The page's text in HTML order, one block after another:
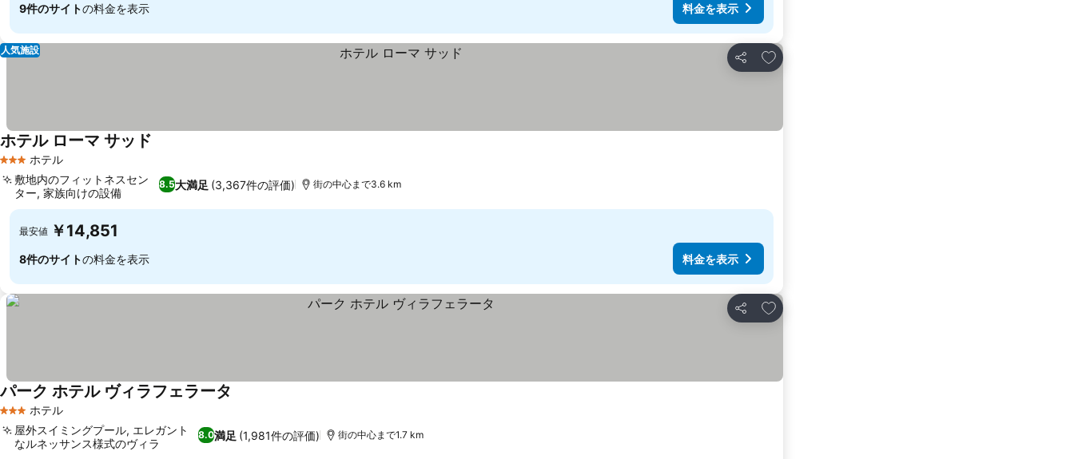
9件のサイトの料金を表示 料金を表示
シェア
お気に入りに追加
人気施設
3 ホテルのランク
ホテル
ホテル ローマ サッド
8.5大満足 (3,367件の評価)
敷地内のフィットネスセン
ター, 家族向けの設備
街の中心まで3.6 km
最安値 ￥14,851
8件のサイトの料金を表示 料金を表示
シェア
お気に入りに追加
3 ホテルのランク
ホテル
パーク ホテル ヴィラフェラータ
8.0満足 (1,981件の評価)
屋外スイミングプール, エレガント
なルネッサンス様式のヴィラ
街の中心まで1.7 km